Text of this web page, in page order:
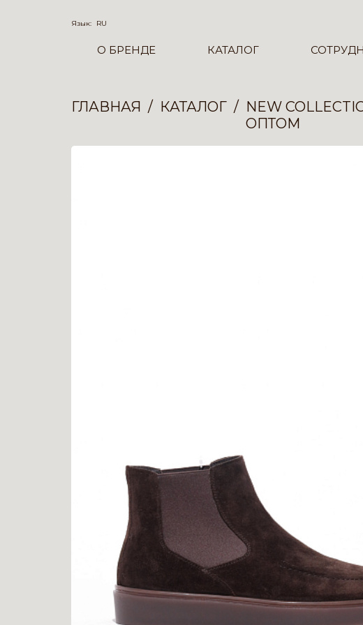
Язык: RU
О БРЕНДЕ КАТАЛОГ
ГЛАВНАЯ КАТАЛОГ
NEW
ОПТОМ